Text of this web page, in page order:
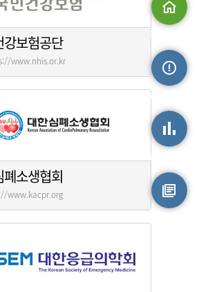
강보험공단
www.nhis.or.kr
폐소생협회
www.kacpr.org